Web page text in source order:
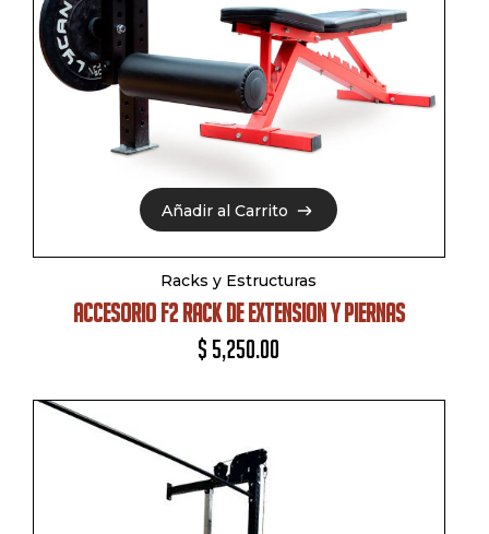
Añadir al Carrito
Añadir al Carrito
Racks y Estructuras
ACCESORIO F2 RACK DE EXTENSION Y PIERNAS
$ 5,250.00